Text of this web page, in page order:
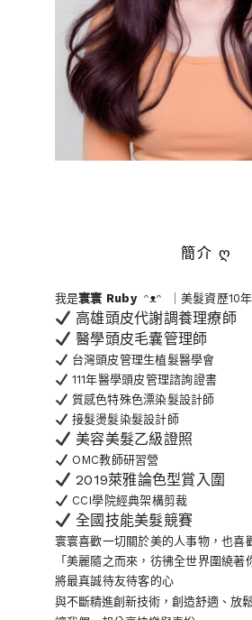
簡介 ღ
我是寰寰 Rubyᵔᴥᵔ ｜美髮資歷10年
高雄頭皮代謝調養理療師
醫學頭皮毛囊管理師
台灣頭皮管理生植髮醫學會
111年醫學頭皮管理諮詢證書
質感色特殊色漂染髮設計師
接髮燙髮染髮設計師
美容美髮乙級證照
OMC教師研習營
2019萊雅論色型賞入圍
CCI學院經典架構剪裁
全國技能美髮競賽
寰寰喜歡一切關於美的人事物，也喜
「美麗隨之而來，彷彿全世界圍繞著
將最真誠待友待客的心
與不斷精進創新技術，創造舒適、放